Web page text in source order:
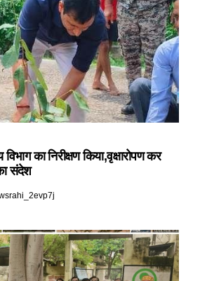
का निरीक्षण किया,वृक्षारोपण कर
संदेश